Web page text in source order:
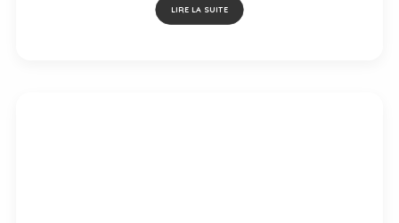
LIRE LA SUITE